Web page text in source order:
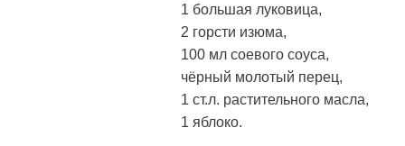
1 большая луковица,
2 горсти изюма,
100 мл соевого соуса,
чёрный молотый перец,
1 ст.л. растительного масла,
1 яблоко.